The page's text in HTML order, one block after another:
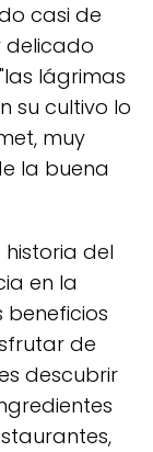
casi de
delicado
lágrimas
su cultivo lo
muy
la buena
del
en la
beneficios
de
descubrir